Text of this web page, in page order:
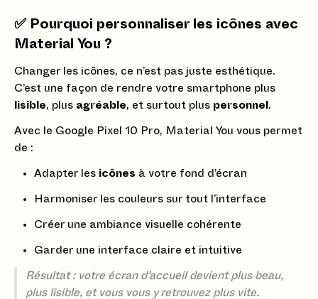
✅ Pourquoi personnaliser les icônes avec
Material You ?
Changer les icônes, ce n’est pas juste esthétique.
C’est une façon de rendre votre smartphone plus
lisible, plus agréable, et surtout plus personnel .
Avec le Google Pixel 10 Pro, Material You vous permet
de :
Adapter les icônes à votre fond d’écran
Harmoniser les couleurs sur tout l’interface
Créer une ambiance visuelle cohérente
Garder une interface claire et intuitive
Résultat : votre écran d’accueil devient plus beau,
plus lisible, et vous vous y retrouvez plus vite.